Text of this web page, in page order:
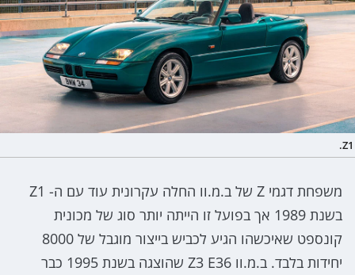
Z1.
משפחת דגמי Z של ב.מ.וו החלה עקרונית עוד עם ה- Z1
בשנת 1989 אך בפועל זו הייתה יותר סוג של מכונית
קונספט שאיכשהו הגיע לכביש בייצור מוגבל של 8000
יחידות בלבד. ב.מ.וו Z3 E36 שהוצגה בשנת 1995 כבר